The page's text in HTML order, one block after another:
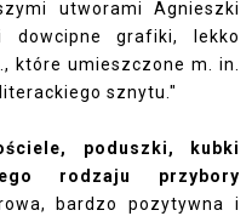
utworami Agnieszki
dowcipne grafiki, lekko
które umieszczone m. in.
sznytu."
poduszki, kubki
rodzaju przybory
bardzo pozytywna i